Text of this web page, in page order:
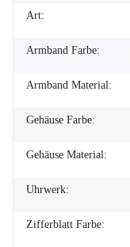
Art:
Armband Farbe:
Armband Material:
Gehäuse Farbe:
Gehäuse Material:
Uhrwerk:
Zifferblatt Farbe: